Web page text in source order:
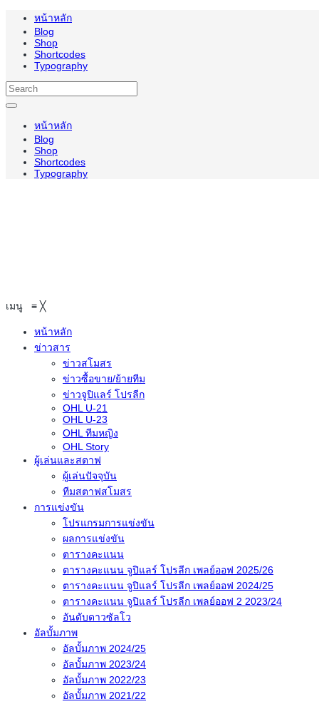
หน้าหลัก
Blog
Shop
Shortcodes
Typography
หน้าหลัก
Blog
Shop
Shortcodes
Typography
เมนู ≡ ╳
หน้าหลัก
ข่าวสาร
ข่าวสโมสร
ข่าวซื้อขาย/ย้ายทีม
ข่าวจูปิแลร์ โปรลีก
OHL U-21
OHL U-23
OHL ทีมหญิง
OHL Story
ผู้เล่นและสตาฟ
ผู้เล่นปัจจุบัน
ทีมสตาฟสโมสร
การแข่งขัน
โปรแกรมการแข่งขัน
ผลการแข่งขัน
ตารางคะแนน
ตารางคะแนน จูปิแลร์ โปรลีก เพลย์ออฟ 2025/26
ตารางคะแนน จูปิแลร์ โปรลีก เพลย์ออฟ 2024/25
ตารางคะแนน จูปิแลร์ โปรลีก เพลย์ออฟ 2 2023/24
อันดับดาวซัลโว
อัลบั้มภาพ
อัลบั้มภาพ 2024/25
อัลบั้มภาพ 2023/24
อัลบั้มภาพ 2022/23
อัลบั้มภาพ 2021/22